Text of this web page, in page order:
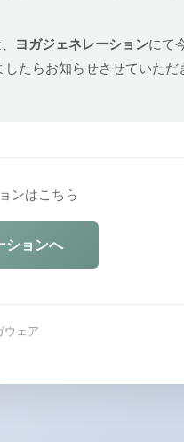
ヨガジェネレーションにて
たらお知らせさせていただ
ンはこちら
ションへ
ウェア